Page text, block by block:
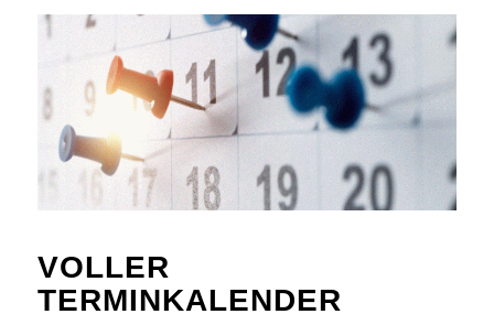
VOLLER
TERMINKALENDER